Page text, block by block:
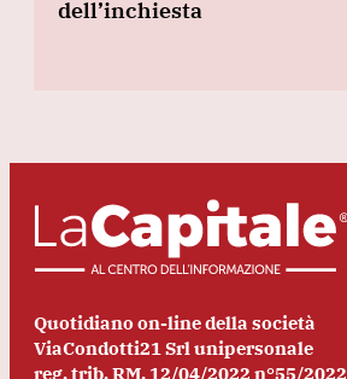
dell’inchiesta
Quotidiano on-line della società
ViaCondotti21 Srl unipersonale
reg. trib. RM. 12/04/2022 n°55/2022